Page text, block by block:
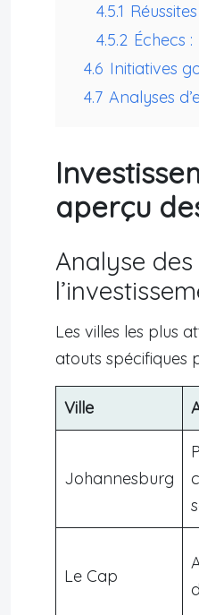
4.5.1 Réussites
4.5.2 Échecs :
4.6 Initiatives
4.7 Analyses
aperçu
Analyse
Les villes les plus
atouts spécifiques
Ville
Johannesburg
Le Cap